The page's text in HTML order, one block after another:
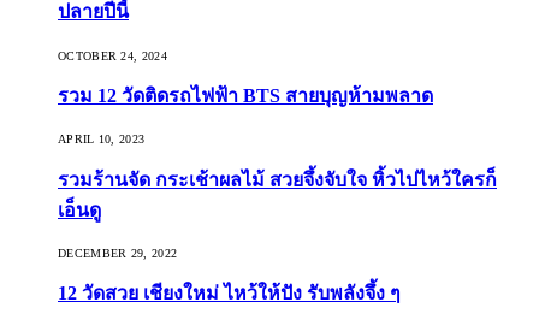
ปลายปีนี้
OCTOBER 24, 2024
รวม 12 วัดติดรถไฟฟ้า BTS สายบุญห้ามพลาด
APRIL 10, 2023
รวมร้านจัด กระเช้าผลไม้ สวยจึ้งจับใจ หิ้วไปไหว้ใครก็
เอ็นดู
DECEMBER 29, 2022
12 วัดสวย เชียงใหม่ ไหว้ให้ปัง รับพลังจึ้ง ๆ